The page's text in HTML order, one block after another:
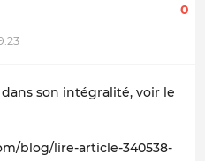
0
son intégralité, voir le
blog/lire-article-340538-